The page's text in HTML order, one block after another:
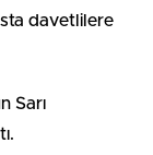
davetlilere
Sarı